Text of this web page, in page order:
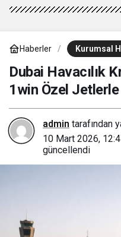
Haberler Kurumsal
Dubai Havacılık
1win Özel
admin tarafından
10 Mart 2026,
güncellendi